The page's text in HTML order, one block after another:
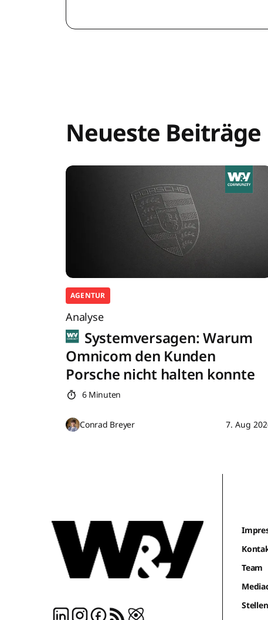
Neueste Beiträge
AGENTUR
Analyse
Systemversagen: Warum
Omnicom den Kunden
Porsche nicht halten konnte
6 Minuten
Conrad Breyer 7. Aug
Team